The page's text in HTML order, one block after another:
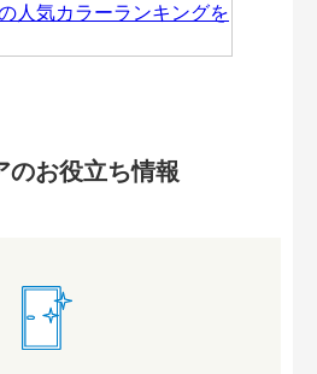
のお役立ち情報